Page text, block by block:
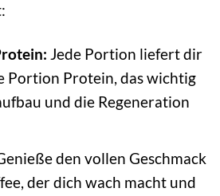
Jede Portion liefert dir
Portion Protein, das wichtig
und die Regeneration
den vollen Geschmack
der dich wach macht und